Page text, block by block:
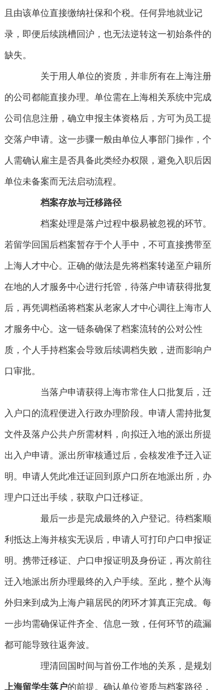
且由该单位直接缴纳社保和个税。任何异地就业记
录，即便后续跳槽回沪，也无法逆转这一初始条件的
缺失。
关于用人单位的资质，并非所有在上海注册
的公司都能直接办理。单位需在上海相关系统中完成
公司信息注册，确立申报主体资格后，方可为员工提
交落户申请。这一步骤一般由单位人事部门操作，个
人需确认雇主是否具备此类经办权限，避免入职后因
单位未备案而无法启动流程。
档案存放与迁移路径
档案处理是落户过程中极易被忽视的环节。
若留学回国后档案暂存于个人手中，不可直接携带至
上海人才中心。正确的做法是先将档案转递至户籍所
在地的人才服务中心进行托管，待落户申请获得批复
后，再凭调档函将档案从老家人才中心调往上海市人
才服务中心。这一链条确保了档案流转的公对公性
质，个人手持档案会导致后续调档失败，进而影响户
口审批。
当落户申请获得上海市常住人口批复后，迁
入户口的流程便进入行政办理阶段。申请人需持批复
文件及落户公共户所需材料，向拟迁入地的派出所提
出入户申请。派出所审核通过后，会核发准予迁入证
明。申请人凭此准迁证回到原户口所在地派出所，办
理户口迁出手续，获取户口迁移证。
最后一步是完成最终的入户登记。待档案顺
利抵达上海并核实无误后，申请人可打印户口申报证
明。携带迁移证、户口申报证明及身份证，再次前往
迁入地派出所办理最终的入户手续。至此，整个从海
外归来到成为上海户籍居民的闭环才算真正完成。每
一步均需确保证件齐全、信息一致，任何环节的疏漏
都可能导致往返奔波。
理清回国时间与首份工作地的关系，是规划
上海留学生落户的前提。确认单位资质与档案路径，